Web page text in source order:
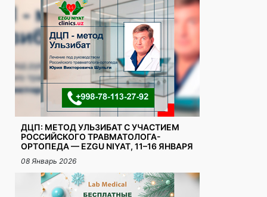
ДЦП: МЕТОД УЛЬЗИБАТ С УЧАСТИЕМ
РОССИЙСКОГО ТРАВМАТОЛОГА-
ОРТОПЕДА — EZGU NIYAT, 11–16 ЯНВАРЯ
08 Январь 2026